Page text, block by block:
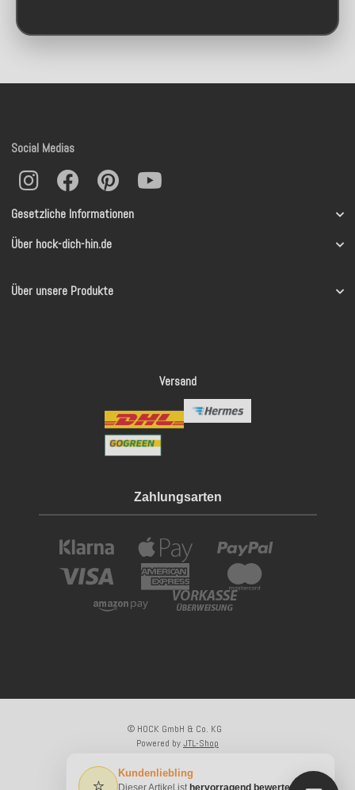
Gesetzliche Informationen
Über hock-dich-hin.de
Über unsere Produkte
Social Medias
Versand
Zahlungsarten
© HOCK GmbH & Co. KG
Powered byJTL-Shop
⭐
Kundenliebling
Dieser Artikel ist hervorragend bewertet
×